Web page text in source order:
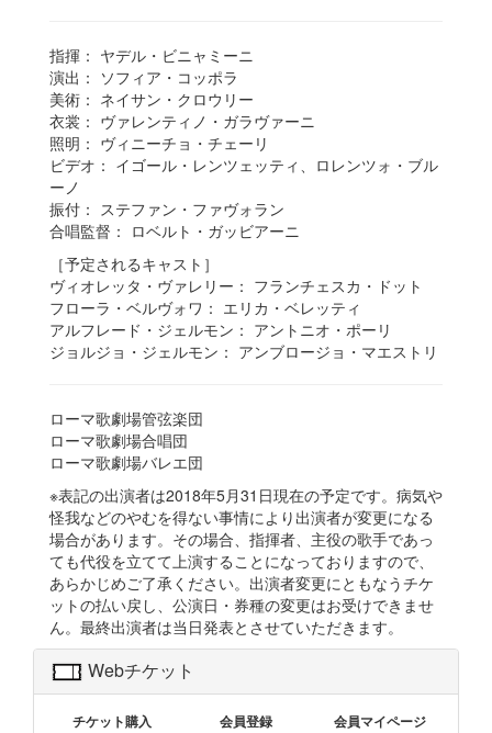
指揮： ヤデル・ビニャミーニ
演出： ソフィア・コッポラ
美術： ネイサン・クロウリー
衣裳： ヴァレンティノ・ガラヴァーニ
照明： ヴィニーチョ・チェーリ
ビデオ： イゴール・レンツェッティ、ロレンツォ・ブル
ーノ
振付： ステファン・ファヴォラン
合唱監督： ロベルト・ガッビアーニ
［予定されるキャスト］
ヴィオレッタ・ヴァレリー： フランチェスカ・ドット
フローラ・ベルヴォワ： エリカ・ベレッティ
アルフレード・ジェルモン： アントニオ・ポーリ
ジョルジョ・ジェルモン： アンブロージョ・マエストリ
ローマ歌劇場管弦楽団
ローマ歌劇場合唱団
ローマ歌劇場バレエ団
※表記の出演者は2018年5月31日現在の予定です。病気や
怪我などのやむを得ない事情により出演者が変更になる
場合があります。その場合、指揮者、主役の歌手であっ
ても代役を立てて上演することになっておりますので、
あらかじめご了承ください。出演者変更にともなうチケ
ットの払い戻し、公演日・券種の変更はお受けできませ
ん。最終出演者は当日発表とさせていただきます。
Webチケット
チケット購入 会員登録 会員マイページ